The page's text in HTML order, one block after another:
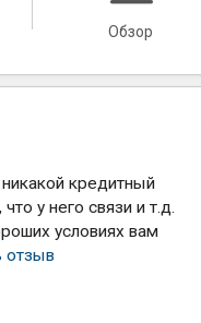
Обзор
кредитный
у него связи и т.д.
условиях вам
отзыв